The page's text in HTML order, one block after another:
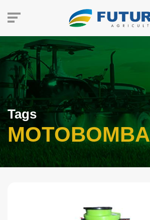
Tags
MOTOBOMBA